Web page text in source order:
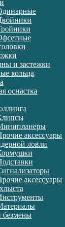
и застежки
кольца
оснастка
аксессуары
ловли
аксессуары
безмены